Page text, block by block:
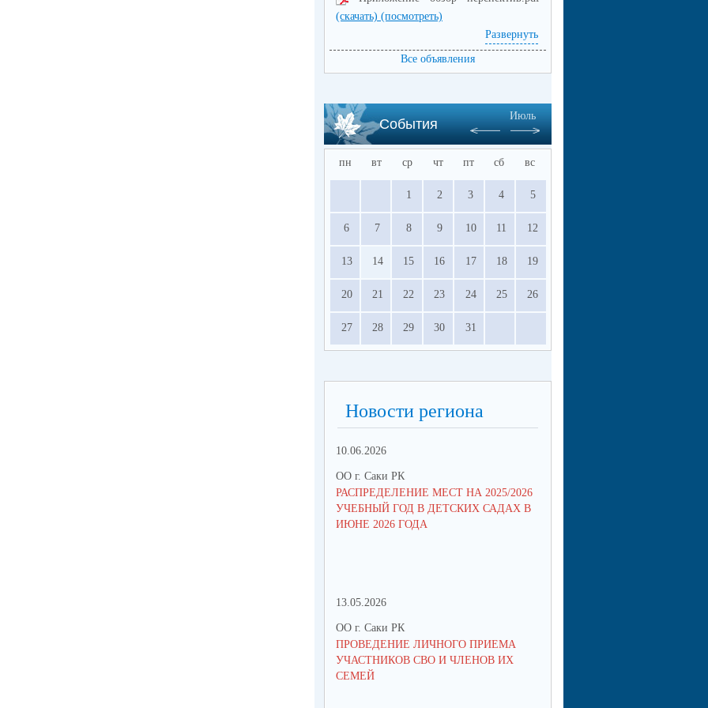
семей!
(скачать) (посмотреть)
Развернуть
Все объявления
События
Июль
пн вт ср чт пт сб вс
1 2 3 4 5
6 7 8 9 10 11 12
13 14 15 16 17 18 19
20 21 22 23 24 25 26
27 28 29 30 31
Новости региона
10.06.2026
ОО г. Саки РК
РАСПРЕДЕЛЕНИЕ МЕСТ НА 2025/2026
УЧЕБНЫЙ ГОД В ДЕТСКИХ САДАХ В
ИЮНЕ 2026 ГОДА
13.05.2026
ОО г. Саки РК
ПРОВЕДЕНИЕ ЛИЧНОГО ПРИЕМА
УЧАСТНИКОВ СВО И ЧЛЕНОВ ИХ
СЕМЕЙ